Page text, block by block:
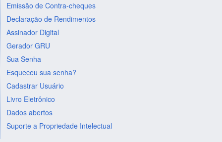
Emissão de Contra-cheques
Declaração de Rendimentos
Assinador Digital
Gerador GRU
Sua Senha
Esqueceu sua senha?
Cadastrar Usuário
Livro Eletrônico
Dados abertos
Suporte a Propriedade Intelectual